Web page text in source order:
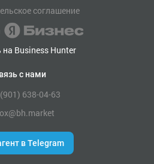
соглашение
Business Hunter
с нами
638-04-63
в Telegram